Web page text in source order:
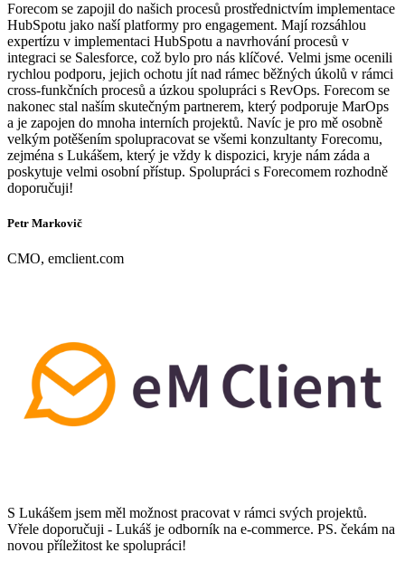
Forecom se zapojil do našich procesů prostřednictvím implementace
HubSpotu jako naší platformy pro engagement. Mají rozsáhlou
expertízu v implementaci HubSpotu a navrhování procesů v
integraci se Salesforce, což bylo pro nás klíčové. Velmi jsme ocenili
rychlou podporu, jejich ochotu jít nad rámec běžných úkolů v rámci
cross-funkčních procesů a úzkou spolupráci s RevOps. Forecom se
nakonec stal naším skutečným partnerem, který podporuje MarOps
a je zapojen do mnoha interních projektů. Navíc je pro mě osobně
velkým potěšením spolupracovat se všemi konzultanty Forecomu,
zejména s Lukášem, který je vždy k dispozici, kryje nám záda a
poskytuje velmi osobní přístup. Spolupráci s Forecomem rozhodně
doporučuji!
Petr Markovič
CMO, emclient.com
S Lukášem jsem měl možnost pracovat v rámci svých projektů.
Vřele doporučuji - Lukáš je odborník na e-commerce. PS. čekám na
novou příležitost ke spolupráci!